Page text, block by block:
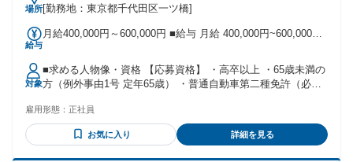
場所[勤務地：東京都千代田区一ツ橋]
給与
月給400,000円～600,000円 ■給与 月給 400,000円~600,000円
ます。 繁忙期（拘束時間は変わらず）は最大60万以上稼ぐ方
も・・！！！ 【福利厚生・待遇】 ・社会保険（雇用、労災、
健康、厚生） ・早出・残業手当あり（約30～40時間/月） ・
一律65歳定年制 ・再雇用制度、勤務延長あり（上限75歳ま
児休業取得実績あり ・転勤なし 固定残業代の有無：なし
対象
■求める人物像・資格 【応募資格】 ・高卒以上 ・65歳未満の
方（例外事由1号 定年65歳） ・普通自動車第二種免許（必
す】 ・運転するのが好きな方 ・安全運転や人に対する配慮が
できる方 ・待ち時間が苦にならない方（待機時間があるた
雇用形態： 正社員
お気に入り 詳細を見る